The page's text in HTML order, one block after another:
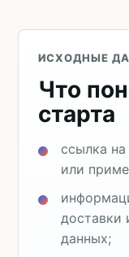
ИСХОДНЫЕ
Что
старта
ссылка на
или
доставки
данных;